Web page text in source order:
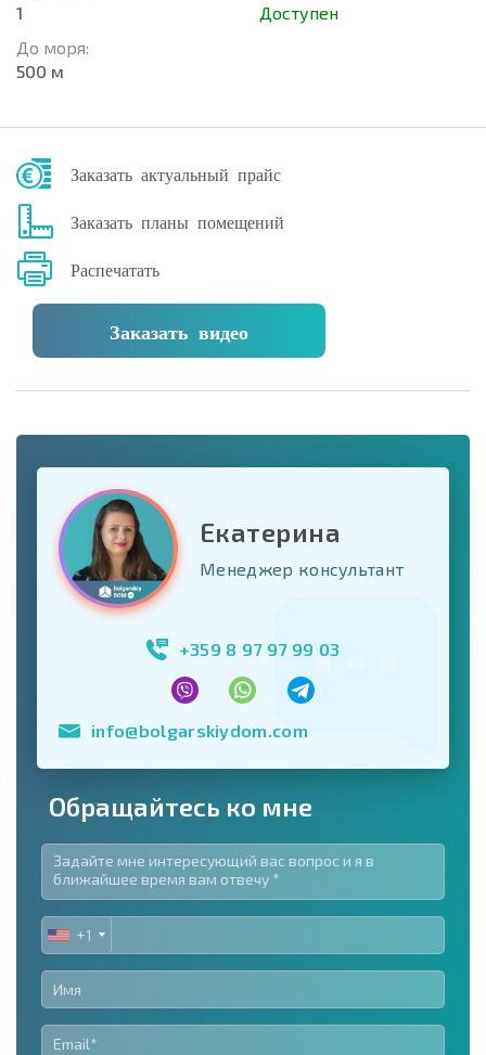
1
До моря:
500 м
Доступен
Заказать актуальный прайс
Заказать планы помещений
Распечатать
Заказать видео
Екатерина
Менеджер консультант
+359 8 97 97 99 03
info@bolgarskiydom.com
Обращайтесь ко мне
UNITED
STATES
+1
+1